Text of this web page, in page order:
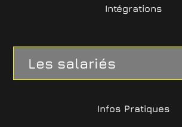
Intégrations
Les salariés
Infos Pratiques